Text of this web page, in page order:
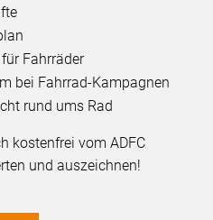
Fahrräder
bei Fahrrad-Kampagnen
rund ums Rad
kostenfrei vom ADFC
und auszeichnen!